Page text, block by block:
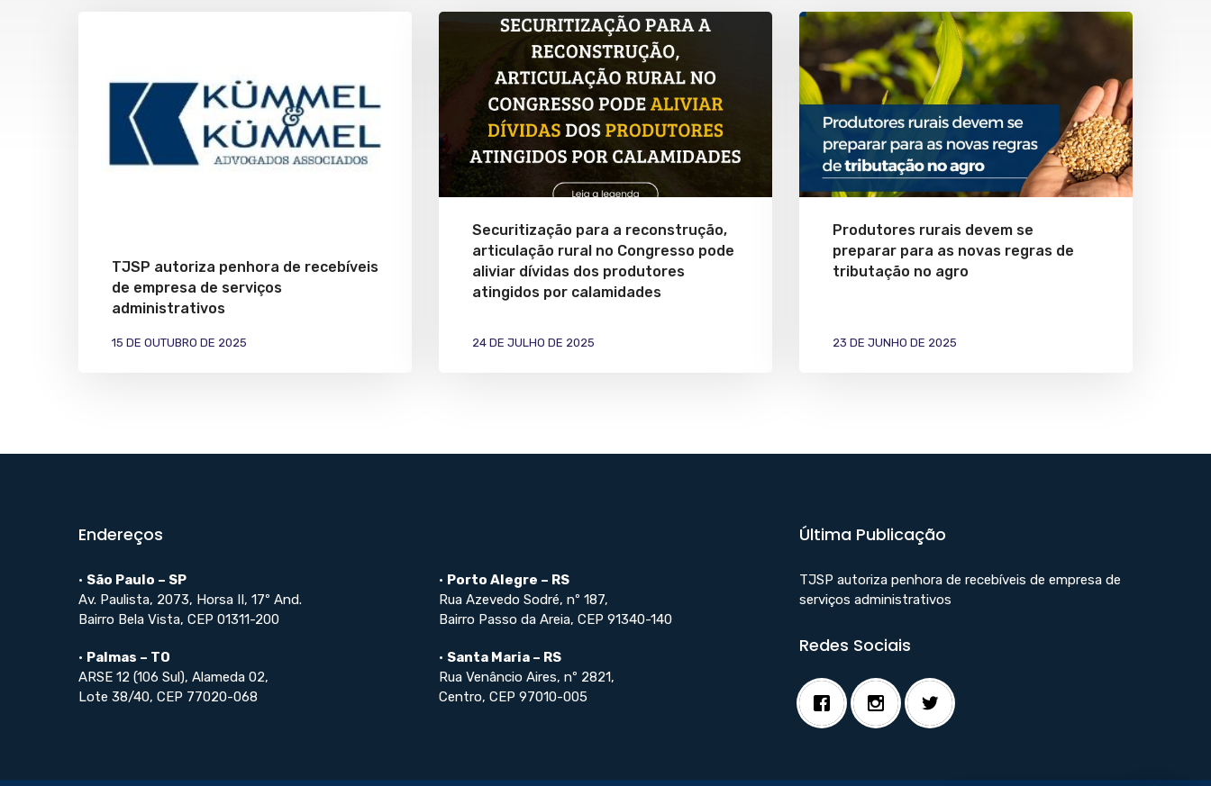
TJSP autoriza penhora de recebíveis
de empresa de serviços
administrativos
15 DE OUTUBRO DE 2025
Securitização para a reconstrução,
articulação rural no Congresso pode
aliviar dívidas dos produtores
atingidos por calamidades
24 DE JULHO DE 2025
Produtores rurais devem se
preparar para as novas regras de
tributação no agro
23 DE JUNHO DE 2025
Endereços
• São Paulo – SP
Av. Paulista, 2073, Horsa II, 17º And.
Bairro Bela Vista, CEP 01311-200
• Palmas – TO
ARSE 12 (106 Sul), Alameda 02,
Lote 38/40, CEP 77020-068
• Porto Alegre – RS
Rua Azevedo Sodré, nº 187,
Bairro Passo da Areia, CEP 91340-140
• Santa Maria – RS
Rua Venâncio Aires, nº 2821,
Centro, CEP 97010-005
Última Publicação
TJSP autoriza penhora de recebíveis de empresa de
serviços administrativos
Redes Sociais